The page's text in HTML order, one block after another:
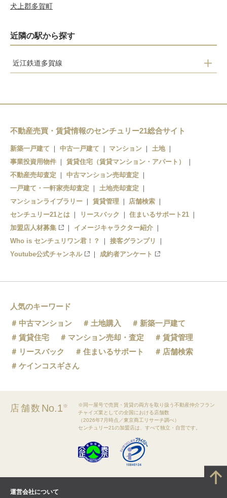
犬上郡多賀町
近隣の駅から探す
近江鉄道多賀線
不動産売買・賃貸情報のセンチュリー21総合サイト
新築一戸建て 中古一戸建て マンション
土地
事業投資用物件
賃貸住宅（賃貸マンション・アパート）
不動産売却査定
中古マンション売却査定
一戸建て・一軒家売却査定
土地売却査定
マンションライブラリー
賃貸管理
店舗検索
センチュリー21とは
リースバック
住まいるサポート21
加盟店人材募集
イメージキャラクター紹介
Who is センチュリワン君！？
接客グランプリ
Youtube公式チャンネル
成約者アンケート
人気のキーワード
中古マンション
土地購入
新築一戸建て
賃貸住宅
マンション売却・査定
賃貸管理
リースバック
住まいるサポート
店舗検索
ケインコスギさん
店舗数 No.1※
※同一屋号で売買・賃貸の両方を取り扱う不動産仲介フラン
チャイズ業としての全国における店舗数
（2026年7月時点／東京商工リサーチ調べ）
センチュリー21の加盟店は、すべて独立・自営です。
運営会社について